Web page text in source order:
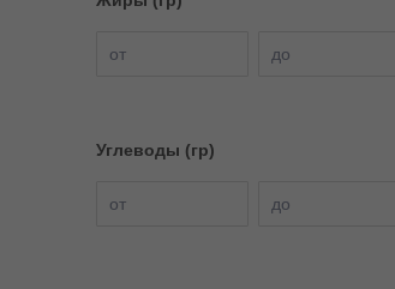
от до
Углеводы (гр)
от до